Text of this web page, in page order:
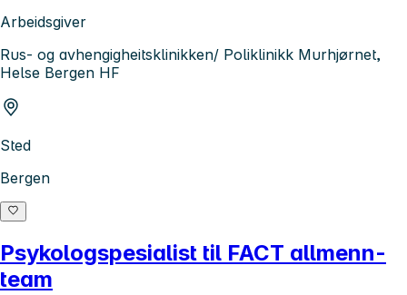
Arbeidsgiver
Rus- og avhengigheitsklinikken/ Poliklinikk Murhjørnet,
Helse Bergen HF
Sted
Bergen
Psykologspesialist til FACT allmenn-
team